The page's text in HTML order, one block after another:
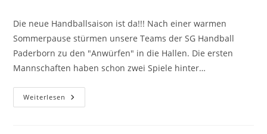
Die neue Handballsaison ist da!!! Nach einer warmen
Sommerpause stürmen unsere Teams der SG Handball
Paderborn zu den "Anwürfen" in die Hallen. Die ersten
Mannschaften haben schon zwei Spiele hinter…
Weiterlesen Handball-
Saisonstart